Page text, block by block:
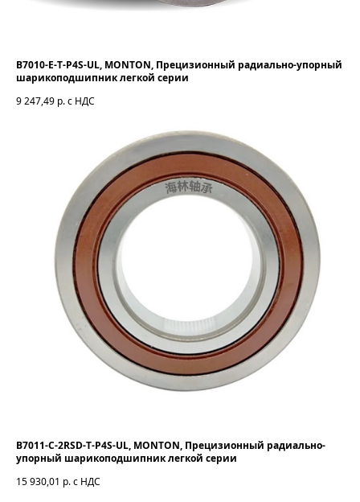
B7010-E-T-P4S-UL, MONTON, Прецизионный радиально-упорный
шарикоподшипник легкой серии
9 247,49 р. с НДС
B7011-C-2RSD-T-P4S-UL, MONTON, Прецизионный радиально-
упорный шарикоподшипник легкой серии
15 930,01 р. с НДС